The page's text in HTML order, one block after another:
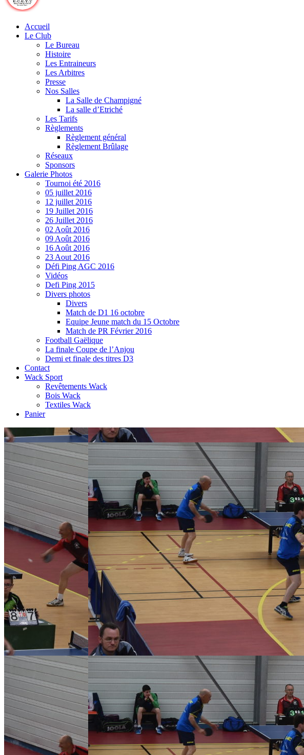
Accueil
Le Club
Le Bureau
Histoire
Les Entraineurs
Les Arbitres
Presse
Nos Salles
La Salle de Champigné
La salle d’Etriché
Les Tarifs
Règlements
Règlement général
Règlement Brûlage
Réseaux
Sponsors
Galerie Photos
Tournoi été 2016
05 juillet 2016
12 juillet 2016
19 Juillet 2016
26 Juillet 2016
02 Août 2016
09 Août 2016
16 Août 2016
23 Aout 2016
Défi Ping AGC 2016
Vidéos
Defi Ping 2015
Divers photos
Divers
Match de D1 16 octobre
Equipe Jeune match du 15 Octobre
Match de PR Février 2016
Football Gaëlique
La finale Coupe de l’Anjou
Demi et finale des titres D3
Contact
Wack Sport
Revêtements Wack
Bois Wack
Textiles Wack
Panier